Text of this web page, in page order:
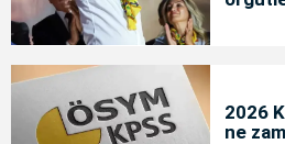
2026
ne